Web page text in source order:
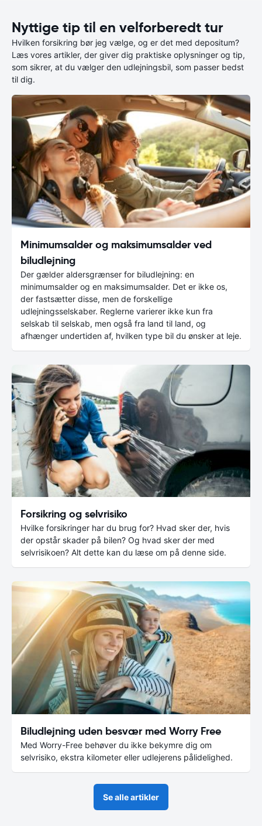
Nyttige tip til en velforberedt tur
Hvilken forsikring bør jeg vælge, og er det med depositum?
Læs vores artikler, der giver dig praktiske oplysninger og tip,
som sikrer, at du vælger den udlejningsbil, som passer bedst
til dig.
Minimumsalder og maksimumsalder ved
biludlejning
Der gælder aldersgrænser for biludlejning: en
minimumsalder og en maksimumsalder. Det er ikke os,
der fastsætter disse, men de forskellige
udlejningsselskaber. Reglerne varierer ikke kun fra
selskab til selskab, men også fra land til land, og
afhænger undertiden af, hvilken type bil du ønsker at leje.
Forsikring og selvrisiko
Hvilke forsikringer har du brug for? Hvad sker der, hvis
der opstår skader på bilen? Og hvad sker der med
selvrisikoen? Alt dette kan du læse om på denne side.
Biludlejning uden besvær med Worry Free
Med Worry-Free behøver du ikke bekymre dig om
selvrisiko, ekstra kilometer eller udlejerens pålidelighed.
Se alle artikler